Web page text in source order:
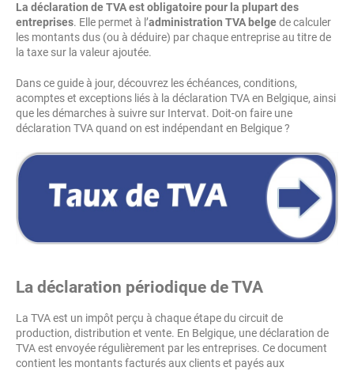
La déclaration de TVA est obligatoire pour la plupart des
entreprises. Elle permet à l’administration TVA belgede calculer
les montants dus (ou à déduire) par chaque entreprise au titre de
la taxe sur la valeur ajoutée.
Dans ce guide à jour, découvrez les échéances, conditions,
acomptes et exceptions liés à la déclaration TVA en Belgique, ainsi
que les démarches à suivre sur Intervat. Doit-on faire une
déclaration TVA quand on est indépendant en Belgique ?
La déclaration périodique de TVA
La TVA est un impôt perçu à chaque étape du circuit de
production, distribution et vente. En Belgique, une déclaration de
TVA est envoyée régulièrement par les entreprises. Ce document
contient les montants facturés aux clients et payés aux